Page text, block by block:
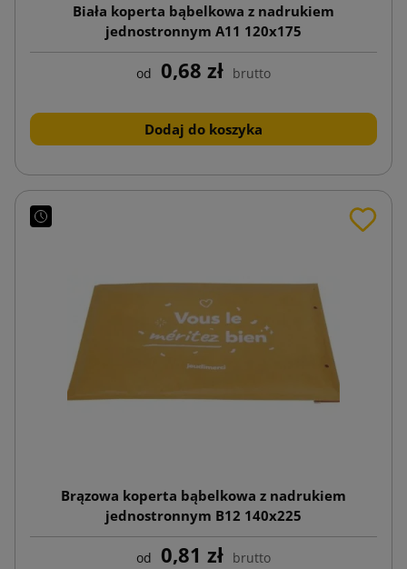
Biała koperta bąbelkowa z nadrukiem
jednostronnym A11 120x175
od 0,68 zł brutto
Dodaj do koszyka
Brązowa koperta bąbelkowa z nadrukiem
jednostronnym B12 140x225
od 0,81 zł brutto